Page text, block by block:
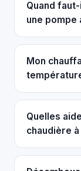
Quand
une pompe
Mon
Quelles
chaudière